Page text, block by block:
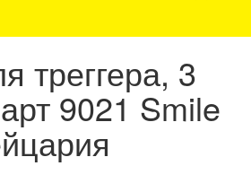
треггера, 3
9021 Smile